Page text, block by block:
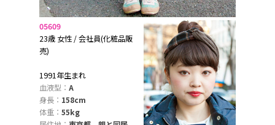
05609
23歳 女性 / 会社員(化粧品販
売)
1991年生まれ
血液型： A
身長： 158cm
体重： 55kg